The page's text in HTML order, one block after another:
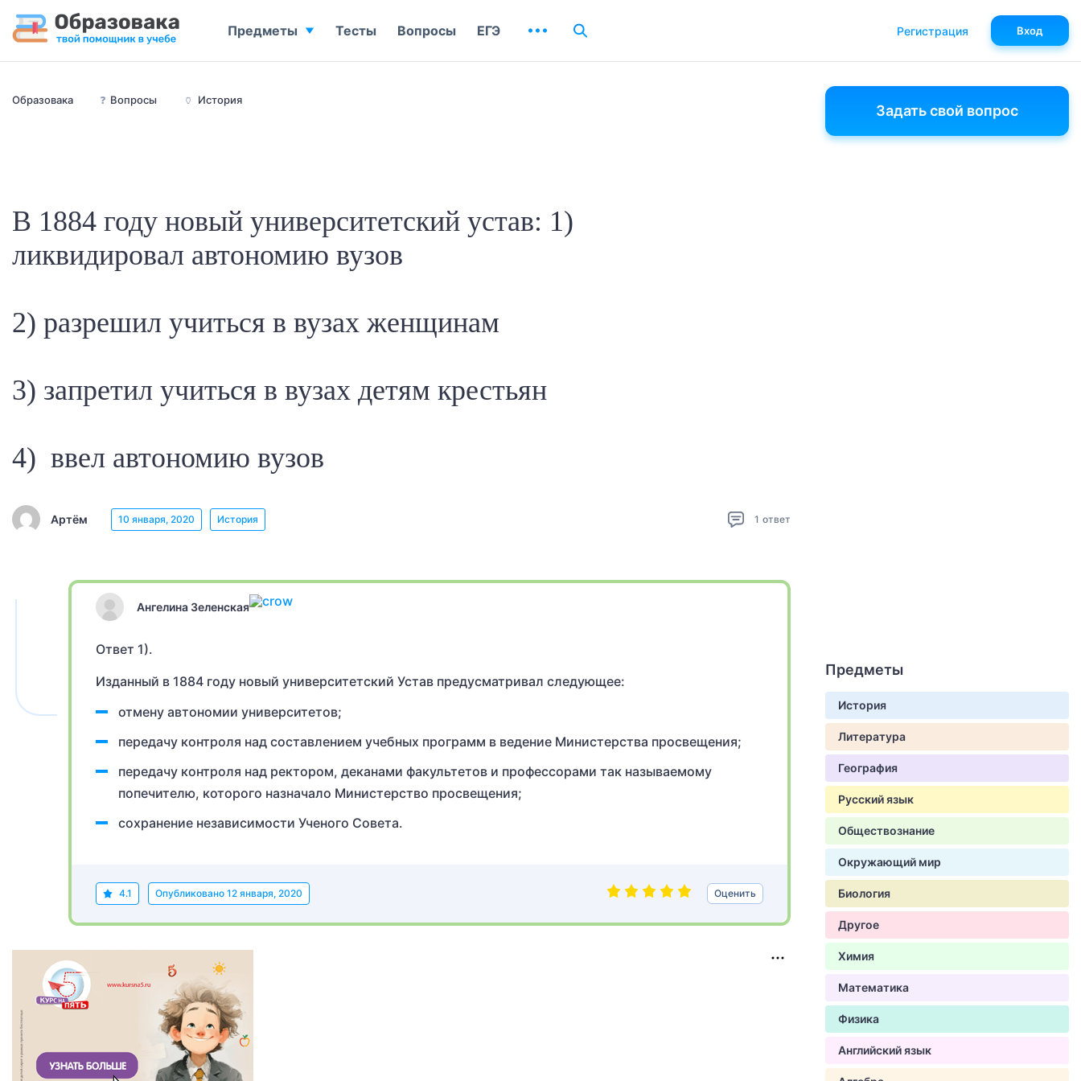
Образовака ❓ Вопросы 🏺 История
В 1884 году новый университетский устав: 1)
ликвидировал автономию вузов
2) разрешил учиться в вузах женщинам
3) запретил учиться в вузах детям крестьян
4) ввел автономию вузов
Артём 10 января, 2020 История 1 ответ
Ангелина Зеленская
Ответ 1).
Изданный в 1884 году новый университетский Устав предусматривал следующее:
отмену автономии университетов;
передачу контроля над составлением учебных программ в ведение Министерства просвещения;
передачу контроля над ректором, деканами факультетов и профессорами так называемому
попечителю, которого назначало Министерство просвещения;
сохранение независимости Ученого Совета.
4.1 Опубликовано 12 января, 2020 Оценить
Задать свой вопрос
Предметы
История
Литература
География
Русский язык
Обществознание
Окружающий мир
Биология
Другое
Химия
Математика
Физика
Английский язык
Предметы Тесты Вопросы ЕГЭ Регистрация Вход